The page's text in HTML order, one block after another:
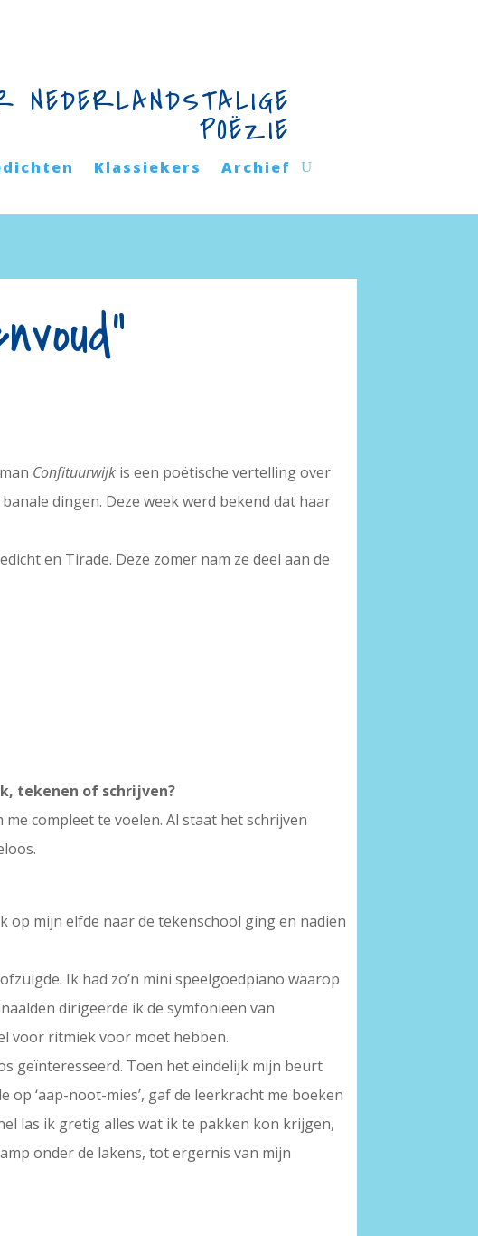
POËZIE
Klassiekers Archief
Confituurwijk is een poëtische vertelling over
dingen. Deze week werd bekend dat haar
en Tirade. Deze zomer nam ze deel aan de
tekenen of schrijven?
compleet te voelen. Al staat het schrijven
op mijn elfde naar de tekenschool ging en nadien
Ik had zo’n mini speelgoedpiano waarop
dirigeerde ik de symfonieën van
voor ritmiek voor moet hebben.
geïnteresseerd. Toen het eindelijk mijn beurt
‘aap-noot-mies’, gaf de leerkracht me boeken
las ik gretig alles wat ik te pakken kon krijgen,
onder de lakens, tot ergernis van mijn